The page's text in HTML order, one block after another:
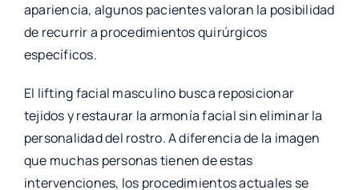
apariencia, algunos pacientes valoran la posibilidad
de recurrir a procedimientos quirúrgicos
específicos.
El lifting facial masculino busca reposicionar
tejidos y restaurar la armonía facial sin eliminar la
personalidad del rostro. A diferencia de la imagen
que muchas personas tienen de estas
intervenciones, los procedimientos actuales se